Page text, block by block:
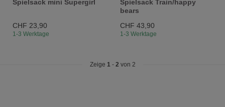
Spielsack mini Supergirl
CHF 23,90
1-3 Werktage
Spielsack Train/happy
bears
CHF 43,90
1-3 Werktage
Zeige 1- 2 von 2